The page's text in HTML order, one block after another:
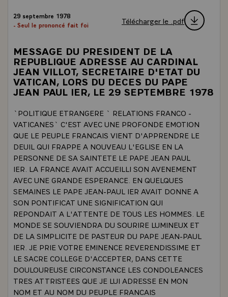
29 septembre 1978
- Seul le prononcé fait foi
Télécharger le .pdf
MESSAGE DU PRESIDENT DE LA
REPUBLIQUE ADRESSE AU CARDINAL
JEAN VILLOT, SECRETAIRE D'ETAT DU
VATICAN, LORS DU DECES DU PAPE
JEAN PAUL IER, LE 29 SEPTEMBRE 1978
`POLITIQUE ETRANGERE ` RELATIONS FRANCO -
VATICANES` C'EST AVEC UNE PROFONDE EMOTION
QUE LE PEUPLE FRANCAIS VIENT D'APPRENDRE LE
DEUIL QUI FRAPPE A NOUVEAU L'EGLISE EN LA
PERSONNE DE SA SAINTETE LE PAPE JEAN PAUL
IER. LA FRANCE AVAIT ACCUEILLI SON AVENEMENT
AVEC UNE GRANDE ESPERANCE. EN QUELQUES
SEMAINES LE PAPE JEAN-PAUL IER AVAIT DONNE A
SON PONTIFICAT UNE SIGNIFICATION QUI
REPONDAIT A L'ATTENTE DE TOUS LES HOMMES. LE
MONDE SE SOUVIENDRA DU SOURIRE LUMINEUX ET
DE LA SIMPLICITE DE PASTEUR DU PAPE JEAN-PAUL
IER. JE PRIE VOTRE EMINENCE REVERENDISSIME ET
LE SACRE COLLEGE D'ACCEPTER, DANS CETTE
DOULOUREUSE CIRCONSTANCE LES CONDOLEANCES
TRES ATTRISTEES QUE JE LUI ADRESSE EN MON
NOM ET AU NOM DU PEUPLE FRANCAIS